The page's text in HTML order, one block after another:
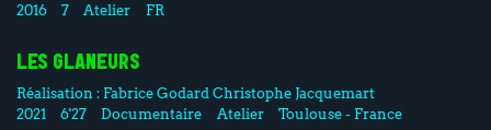
2016
7 Atelier FR
LES GLANEURS
Réalisation : Fabrice GodardChristophe Jacquemart
2021
6'27 Documentaire Atelier Toulouse - France